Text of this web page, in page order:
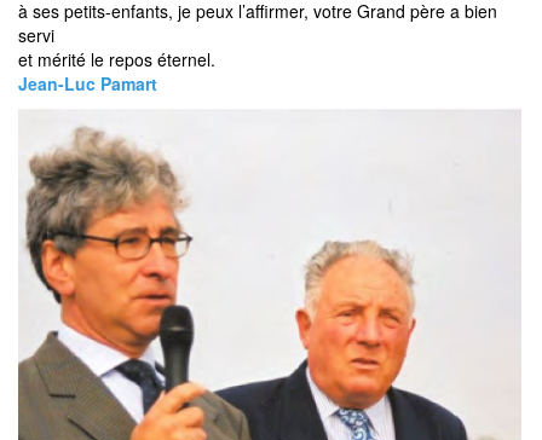
à ses petits-enfants, je peux l’affirmer, votre Grand père a bien
servi
et mérité le repos éternel.
Jean-Luc Pamart